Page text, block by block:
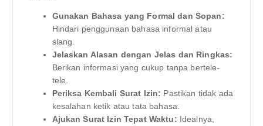
Gunakan Bahasa yang Formal dan Sopan:
Hindari penggunaan bahasa informal atau
slang.
Jelaskan Alasan dengan Jelas dan Ringkas:
Berikan informasi yang cukup tanpa bertele-
tele.
Periksa Kembali Surat Izin: Pastikan tidak ada
kesalahan ketik atau tata bahasa.
Ajukan Surat Izin Tepat Waktu: Idealnya,